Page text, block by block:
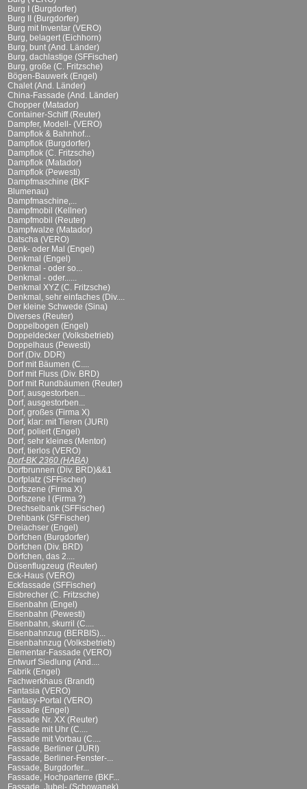
Burg I (Burgdorfer)
Burg II (Burgdorfer)
Burg mit Inventar (VERO)
Burg, belagert (Eichhorn)
Burg, bunt (And. Länder)
Burg, dachlastige (SFFischer)
Burg, große (C. Fritzsche)
Bögen-Bauwerk (Engel)
Chalet (And. Länder)
China-Fassade (And. Länder)
Chopper (Matador)
Container-Schiff (Reuter)
Dampfer, Modell- (VERO)
Dampflok & Bahnhof...
Dampflok (Burgdorfer)
Dampflok (C. Fritzsche)
Dampflok (Matador)
Dampflok (Pewesti)
Dampfmaschine (BKF
Blumenau)
Dampfmaschine,...
Dampfmobil (Kellner)
Dampfmobil (Reuter)
Dampfwalze (Matador)
Datscha (VERO)
Denk- oder Mal (Engel)
Denkmal (Engel)
Denkmal - oder so...
Denkmal - oder......
Denkmal XYZ (C. Fritzsche)
Denkmal, sehr einfaches (Div....
Der kleine Schwede (Sina)
Diverses (Reuter)
Doppelbogen (Engel)
Doppeldecker (Volksbetrieb)
Doppelhaus (Pewesti)
Dorf (Div. DDR)
Dorf mit Bäumen (C....
Dorf mit Fluss (Div. BRD)
Dorf mit Rundbäumen (Reuter)
Dorf, ausgestorben...
Dorf, ausgestorben...
Dorf, großes (Firma X)
Dorf, klar: mit Tieren (JURI)
Dorf, poliert (Engel)
Dorf, sehr kleines (Mentor)
Dorf, tierlos (VERO)
Dorf-BK 2360 (HABA)
Dorfbrunnen (Div. BRD)&&1
Dorfplatz (SFFischer)
Dorfszene (Firma X)
Dorfszene I (Firma ?)
Drechselbank (SFFischer)
Drehbank (SFFischer)
Dreiachser (Engel)
Dörfchen (Burgdorfer)
Dörfchen (Div. BRD)
Dörfchen, das 2....
Düsenflugzeug (Reuter)
Eck-Haus (VERO)
Eckfassade (SFFischer)
Eisbrecher (C. Fritzsche)
Eisenbahn (Engel)
Eisenbahn (Pewesti)
Eisenbahn, skurril (C....
Eisenbahnzug (BERBIS)...
Eisenbahnzug (Volksbetrieb)
Elementar-Fassade (VERO)
Entwurf Siedlung (And....
Fabrik (Engel)
Fachwerkhaus (Brandt)
Fantasia (VERO)
Fantasy-Portal (VERO)
Fassade (Engel)
Fassade Nr. XX (Reuter)
Fassade mit Uhr (C....
Fassade mit Vorbau (C....
Fassade, Berliner (JURI)
Fassade, Berliner-Fenster-...
Fassade, Burgdorfer...
Fassade, Hochparterre (BKF...
Fassade, Jubel- (Schowanek)